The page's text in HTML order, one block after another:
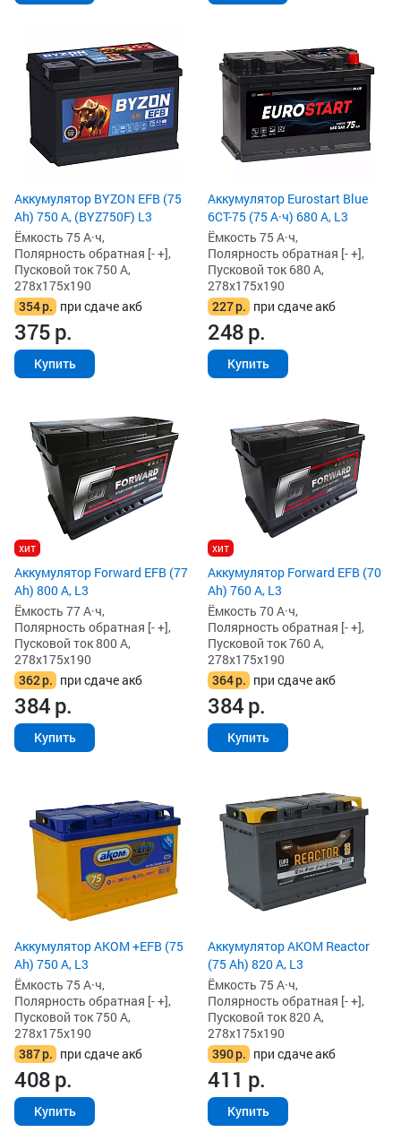
Аккумулятор BYZON EFB (75
Ah) 750 А, (BYZ750F) L3
Ёмкость 75 А·ч,
Полярность обратная [- +],
Пусковой ток 750 А,
278x175x190
354р. при сдаче акб
375р.
Купить
Аккумулятор Eurostart Blue
6CT-75 (75 А·ч) 680 А, L3
Ёмкость 75 А·ч,
Полярность обратная [- +],
Пусковой ток 680 А,
278x175x190
227р. при сдаче акб
248р.
Купить
хит
Аккумулятор Forward EFB (77
Ah) 800 А, L3
Ёмкость 77 А·ч,
Полярность обратная [- +],
Пусковой ток 800 А,
278x175x190
362р. при сдаче акб
384р.
Купить
хит
Аккумулятор Forward EFB (70
Ah) 760 А, L3
Ёмкость 70 А·ч,
Полярность обратная [- +],
Пусковой ток 760 А,
278x175x190
364р. при сдаче акб
384р.
Купить
Аккумулятор AKOM +EFB (75
Ah) 750 А, L3
Ёмкость 75 А·ч,
Полярность обратная [- +],
Пусковой ток 750 А,
278x175x190
387р. при сдаче акб
408р.
Купить
Аккумулятор AKOM Reactor
(75 Ah) 820 А, L3
Ёмкость 75 А·ч,
Полярность обратная [- +],
Пусковой ток 820 А,
278x175x190
390р. при сдаче акб
411 р.
Купить